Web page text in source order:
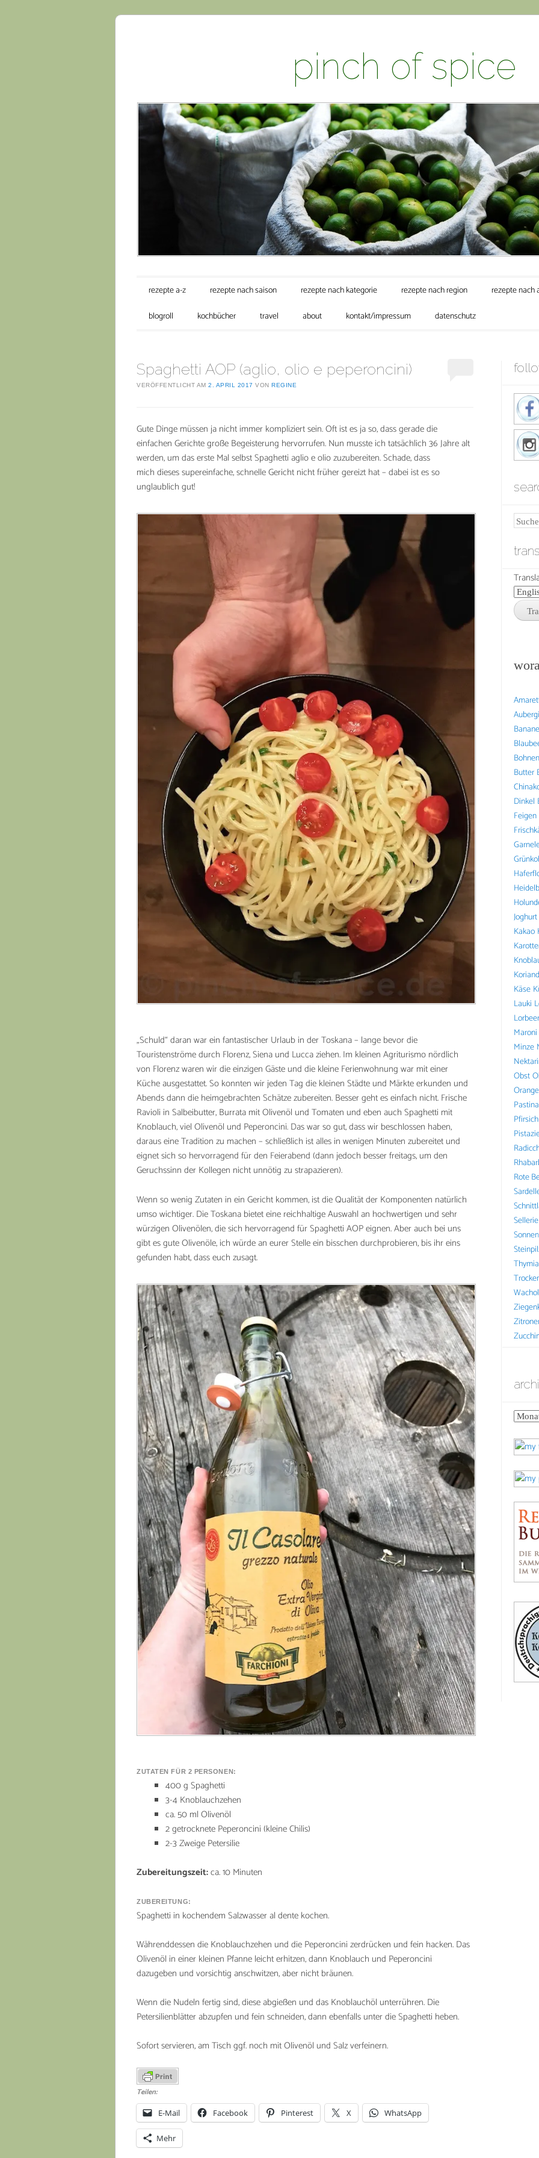
pinch of spice
Hauptmenü
Zum Inhalt springen
rezepte a-z rezepte nach saison rezepte nach kategorie rezepte nach region rezepte nach
blogroll
kochbücher travel about kontakt/impressum datenschutz
Spaghetti AOP (aglio, olio e peperoncini)
VERÖFFENTLICHT AM 2. APRIL 2017 VON REGINE
Gute Dinge müssen ja nicht immer kompliziert sein. Oft ist es ja so, dass gerade die
einfachen Gerichte große Begeisterung hervorrufen. Nun musste ich tatsächlich 36 Jahre alt
werden, um das erste Mal selbst Spaghetti aglio e olio zuzubereiten. Schade, dass
mich dieses supereinfache, schnelle Gericht nicht früher gereizt hat – dabei ist es so
unglaublich gut!
„Schuld“ daran war ein fantastischer Urlaub in der Toskana – lange bevor die
Touristenströme durch Florenz, Siena und Lucca ziehen. Im kleinen Agriturismo nördlich
von Florenz waren wir die einzigen Gäste und die kleine Ferienwohnung war mit einer
Küche ausgestattet. So konnten wir jeden Tag die kleinen Städte und Märkte erkunden und
Abends dann die heimgebrachten Schätze zubereiten. Besser geht es einfach nicht. Frische
Ravioli in Salbeibutter, Burrata mit Olivenöl und Tomaten und eben auch Spaghetti mit
Knoblauch, viel Olivenöl und Peperoncini. Das war so gut, dass wir beschlossen haben,
daraus eine Tradition zu machen – schließlich ist alles in wenigen Minuten zubereitet und
eignet sich so hervorragend für den Feierabend (dann jedoch besser freitags, um den
Geruchssinn der Kollegen nicht unnötig zu strapazieren).
Wenn so wenig Zutaten in ein Gericht kommen, ist die Qualität der Komponenten natürlich
umso wichtiger. Die Toskana bietet eine reichhaltige Auswahl an hochwertigen und sehr
würzigen Olivenölen, die sich hervorragend für Spaghetti AOP eignen. Aber auch bei uns
gibt es gute Olivenöle, ich würde an eurer Stelle ein bisschen durchprobieren, bis ihr eins
gefunden habt, dass euch zusagt.
ZUTATEN FÜR 2 PERSONEN:
400 g Spaghetti
3-4 Knoblauchzehen
ca. 50 ml Olivenöl
2 getrocknete Peperoncini (kleine Chilis)
2-3 Zweige Petersilie
Zubereitungszeit:ca. 10 Minuten
ZUBEREITUNG:
Spaghetti in kochendem Salzwasser al dente kochen.
Währenddessen die Knoblauchzehen und die Peperoncini zerdrücken und fein hacken. Das
Olivenöl in einer kleinen Pfanne leicht erhitzen, dann Knoblauch und Peperoncini
dazugeben und vorsichtig anschwitzen, aber nicht bräunen.
Wenn die Nudeln fertig sind, diese abgießen und das Knoblauchöl unterrühren. Die
Petersilienblätter abzupfen und fein schneiden, dann ebenfalls unter die Spaghetti heben.
Sofort servieren, am Tisch ggf. noch mit Olivenöl und Salz verfeinern.
Teilen:
E-Mail Facebook Pinterest X WhatsApp
Mehr
Banane
Bohnen
Butter
Dinkel
Feigen
Joghurt
Kakao
Käse
Lauki
Lorbeer
Maroni
Minze
Obst
Pfirsich
Rote
Sellerie
archive